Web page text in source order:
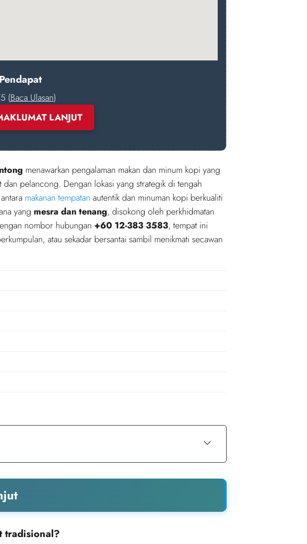
Pendapat
(Baca Ulasan)
LANJUT
menawarkan pengalaman makan dan minum kopi yang
dan pelancong. Dengan lokasi yang strategik di tengah
makanan tempatan autentik dan minuman kopi berkualiti
yang mesra dan tenang, disokong oleh perkhidmatan
nombor hubungan +60 12-383 3583, tempat ini
atau sekadar bersantai sambil menikmati secawan
tradisional?